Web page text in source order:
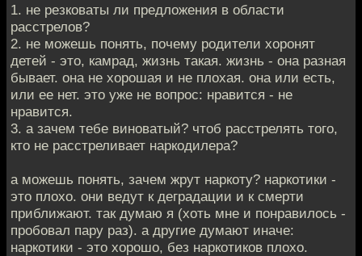
1. не резковаты ли предложения в области
расстрелов?
2. не можешь понять, почему родители хоронят
детей - это, камрад, жизнь такая. жизнь - она разная
бывает. она не хорошая и не плохая. она или есть,
или ее нет. это уже не вопрос: нравится - не
нравится.
3. а зачем тебе виноватый? чтоб расстрелять того,
кто не расстреливает наркодилера?
а можешь понять, зачем жрут наркоту? наркотики -
это плохо. они ведут к деградации и к смерти
приближают. так думаю я (хоть мне и понравилось -
пробовал пару раз). а другие думают иначе:
наркотики - это хорошо, без наркотиков плохо.